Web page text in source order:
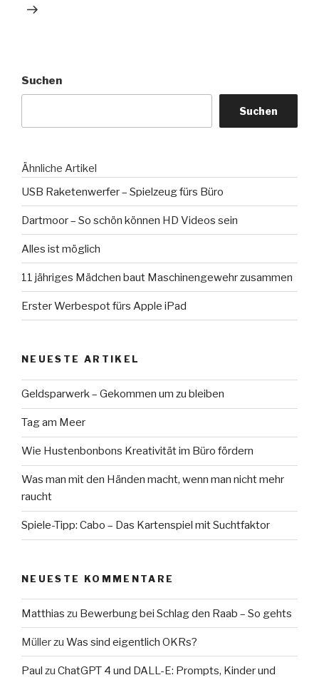
Suchen
Suchen
Ähnliche Artikel
USB Raketenwerfer – Spielzeug fürs Büro
Dartmoor – So schön können HD Videos sein
Alles ist möglich
11 jähriges Mädchen baut Maschinengewehr zusammen
Erster Werbespot fürs Apple iPad
NEUESTE ARTIKEL
Geldsparwerk – Gekommen um zu bleiben
Tag am Meer
Wie Hustenbonbons Kreativität im Büro fördern
Was man mit den Händen macht, wenn man nicht mehr
raucht
Spiele-Tipp: Cabo – Das Kartenspiel mit Suchtfaktor
NEUESTE KOMMENTARE
Matthias zu Bewerbung bei Schlag den Raab – So gehts
Müllerzu Was sind eigentlich OKRs?
Paul zu ChatGPT 4 und DALL-E: Prompts, Kinder und